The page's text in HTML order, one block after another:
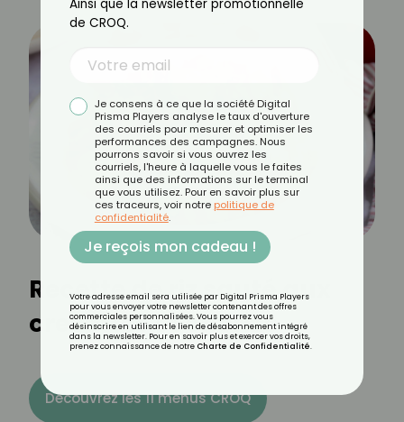
Recette de riz sauté aux
crevettes et chorizo
Découvrez les 11 menus CROQ
Ainsi que la newsletter promotionnelle
de CROQ.
Je consens à ce que la société Digital
Prisma Players analyse le taux d'ouverture
des courriels pour mesurer et optimiser les
performances des campagnes. Nous
pourrons savoir si vous ouvrez les
courriels, l'heure à laquelle vous le faites
ainsi que des informations sur le terminal
que vous utilisez. Pour en savoir plus sur
ces traceurs, voir notre politique de
confidentialité.
Je reçois mon cadeau !
Votre adresse email sera utilisée par Digital Prisma Players
pour vous envoyer votre newsletter contenant des offres
commerciales personnalisées. Vous pourrez vous
désinscrire en utilisant le lien de désabonnement intégré
dans la newsletter. Pour en savoir plus et exercer vos droits,
prenez connaissance de notre Charte de Confidentialité.